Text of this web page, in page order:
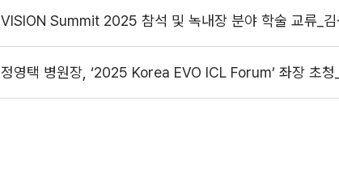
VISION Summit 2025 참석 및 녹내장 분야 학술 교류_김
정영택 병원장, ‘2025 Korea EVO ICL Forum’ 좌장 초청